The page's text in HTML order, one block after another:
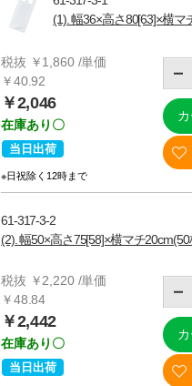
(3)50×90(72)×
(1). 幅36×高さ80[63]×横マ
税抜 ￥1,860 /単価
￥40.92
￥2,046
在庫あり〇
当日出荷
※日祝除く12時まで
61-317-3-2
(2). 幅50×高さ75[58]×横マチ20cm(50
税抜 ￥2,220 /単価
￥48.84
￥2,442
在庫あり〇
当日出荷